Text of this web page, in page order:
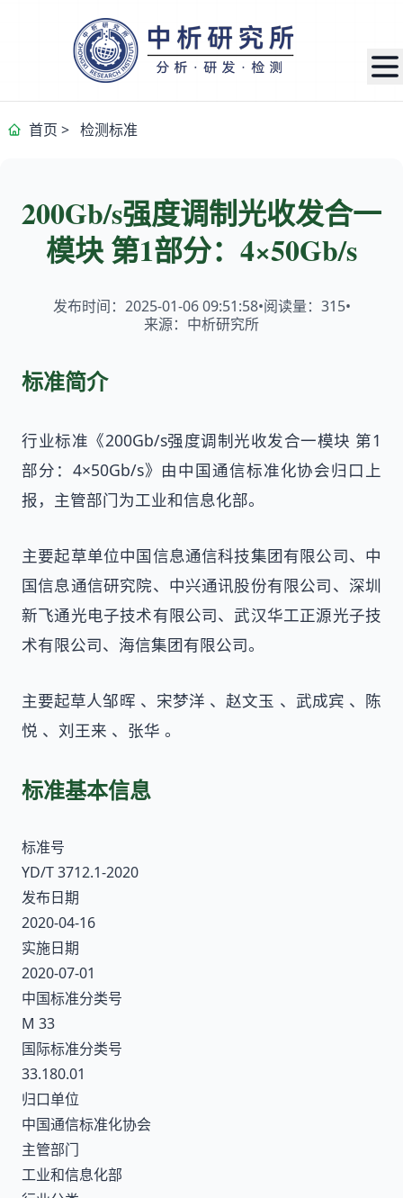
首页 > 检测标准
200Gb/s强度调制光收发合一
模块 第1部分：4×50Gb/s
发布时间：2025-01-06 09:51:58•阅读量： 315•
来源：中析研究所
标准简介
行业标准《200Gb/s强度调制光收发合一模块 第1
部分：4×50Gb/s》由中国通信标准化协会归口上
报，主管部门为工业和信息化部。
主要起草单位中国信息通信科技集团有限公司、中
国信息通信研究院、中兴通讯股份有限公司、深圳
新飞通光电子技术有限公司、武汉华工正源光子技
术有限公司、海信集团有限公司。
主要起草人邹晖 、宋梦洋 、赵文玉 、武成宾 、陈
悦 、刘王来 、张华 。
标准基本信息
标准号
YD/T 3712.1-2020
发布日期
2020-04-16
实施日期
2020-07-01
中国标准分类号
M 33
国际标准分类号
33.180.01
归口单位
中国通信标准化协会
主管部门
工业和信息化部